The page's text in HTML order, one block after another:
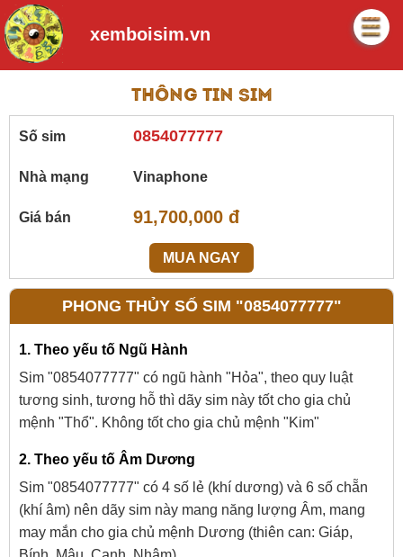
xemboisim.vn
Thông tin sim
Số sim 0854077777
Nhà mạng Vinaphone
Giá bán 91,700,000 đ
MUA NGAY
PHONG THỦY SỐ SIM "0854077777"
1. Theo yếu tố Ngũ Hành
Sim "0854077777" có ngũ hành "Hỏa", theo quy luật
tương sinh, tương hỗ thì dãy sim này tốt cho gia chủ
mệnh "Thổ". Không tốt cho gia chủ mệnh "Kim"
2. Theo yếu tố Âm Dương
Sim "0854077777" có 4 số lẻ (khí dương) và 6 số chẵn
(khí âm) nên dãy sim này mang năng lượng Âm, mang
may mắn cho gia chủ mệnh Dương (thiên can: Giáp,